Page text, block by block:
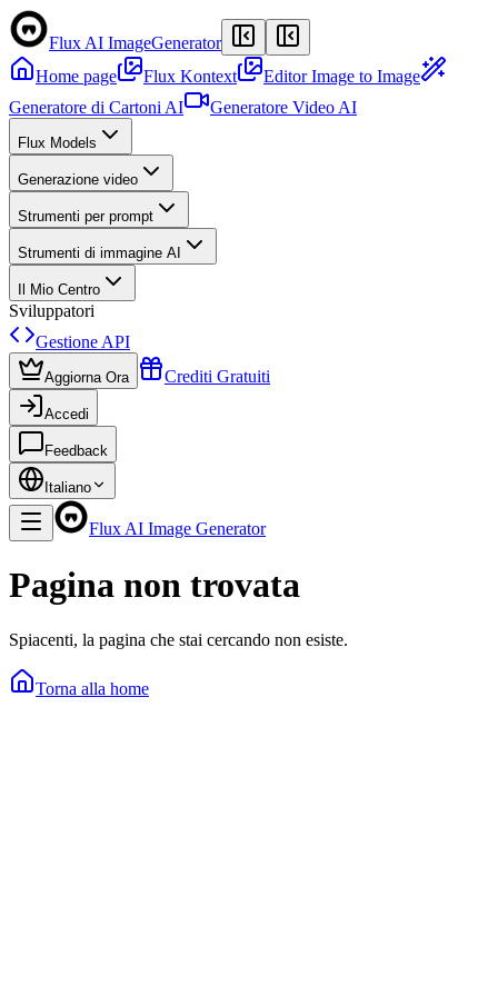
Flux AI ImageGenerator
Home page
Flux Kontext
Editor Image to Image
Generatore di Cartoni AI
Generatore Video AI
Flux Models
Generazione video
Strumenti per prompt
Strumenti di immagine AI
Il Mio Centro
Sviluppatori
Gestione API
Aggiorna Ora Crediti Gratuiti
Accedi
Feedback
Italiano
Flux AI Image Generator
Pagina non trovata
Spiacenti, la pagina che stai cercando non esiste.
Torna alla home